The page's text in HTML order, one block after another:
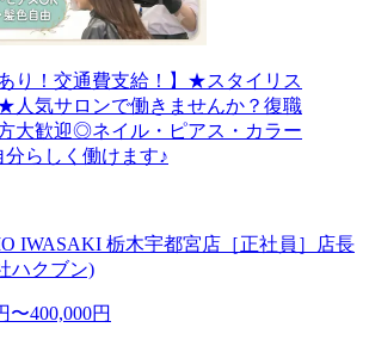
あり！交通費支給！】★スタイリス
★人気サロンで働きませんか？復職
大歓迎◎ネイル・ピアス・カラー
分らしく働けます♪
IWASAKI 栃木宇都宮店［正社員］店長
ハクブン)
〜400,000円